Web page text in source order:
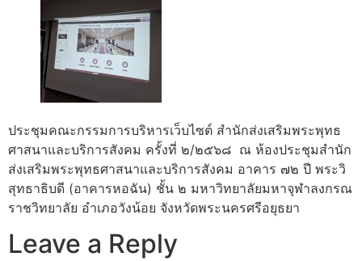
ประชุมคณะกรรมการบริหารเว็บไซต์ สำนักส่งเสริมพระพุทธ
ศาสนาและบริการสังคม ครั้งที่ ๒/๒๕๖๘ ณ ห้องประชุมสำนัก
ส่งเสริมพระพุทธศาสนาและบริการสังคม อาคาร ๗๒ ปี พระวิ
สุทธาธิบดี (อาคารหอฉัน) ชั้น ๒ มหาวิทยาลัยมหาจุฬาลงกรณ
ราชวิทยาลัย อำเภอวังน้อย จังหวัดพระนครศรีอยุธยา
Leave a Reply